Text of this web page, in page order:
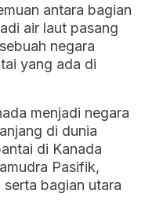
antara bagian
air laut pasang
negara
yang ada di
menjadi negara
di dunia
di Kanada
Pasifik,
bagian utara